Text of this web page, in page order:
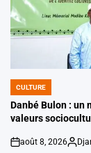
POSTED
IN
CULTURE
Danbé Bulon : un
valeurs
on
août 8, 2026